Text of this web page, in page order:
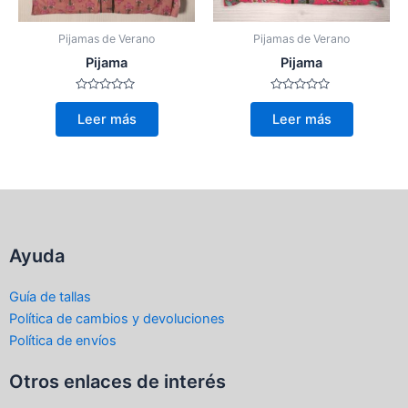
Pijamas de Verano
Pijama
Valorado
0
Leer más
Pijamas de Verano
Pijama
Valorado
0
Leer más
Ayuda
Guía de tallas
Política de cambios y devoluciones
Política de envíos
Otros enlaces de interés